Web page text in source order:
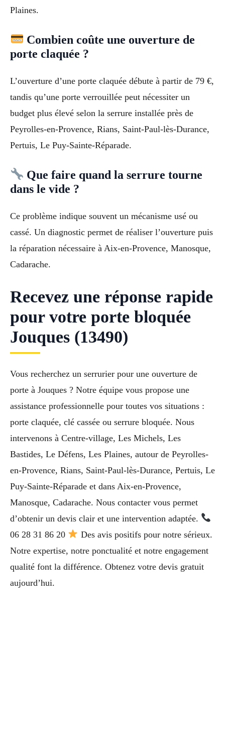
Plaines.
Combien coûte une ouverture de
porte claquée ?
L’ouverture d’une porte claquée débute à partir de 79 €,
tandis qu’une porte verrouillée peut nécessiter un
budget plus élevé selon la serrure installée près de
Peyrolles-en-Provence, Rians, Saint-Paul-lès-Durance,
Pertuis, Le Puy-Sainte-Réparade.
Que faire quand la serrure tourne
dans le vide ?
Ce problème indique souvent un mécanisme usé ou
cassé. Un diagnostic permet de réaliser l’ouverture puis
la réparation nécessaire à Aix-en-Provence, Manosque,
Cadarache.
Recevez une réponse rapide
pour votre porte bloquée
Jouques (13490)
Vous recherchez un serrurier pour une ouverture de
porte à Jouques ? Notre équipe vous propose une
assistance professionnelle pour toutes vos situations :
porte claquée, clé cassée ou serrure bloquée. Nous
intervenons à Centre-village, Les Michels, Les
Bastides, Le Défens, Les Plaines, autour de Peyrolles-
en-Provence, Rians, Saint-Paul-lès-Durance, Pertuis, Le
Puy-Sainte-Réparade et dans Aix-en-Provence,
Manosque, Cadarache. Nous contacter vous permet
d’obtenir un devis clair et une intervention adaptée.
06 28 31 86 20
Des avis positifs pour notre sérieux.
Notre expertise, notre ponctualité et notre engagement
qualité font la différence. Obtenez votre devis gratuit
aujourd’hui.